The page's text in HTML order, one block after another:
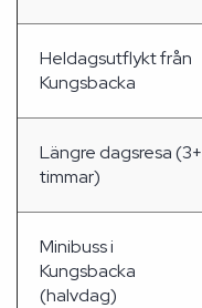
Heldagsutflykt från
Kungsbacka
Längre dagsresa (3+
timmar)
Minibuss i
Kungsbacka
(halvdag)